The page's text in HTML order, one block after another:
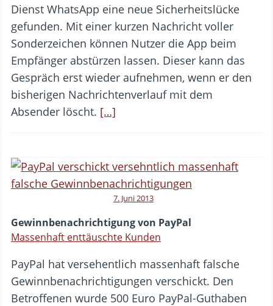
Dienst WhatsApp eine neue Sicherheitslücke
gefunden. Mit einer kurzen Nachricht voller
Sonderzeichen können Nutzer die App beim
Empfänger abstürzen lassen. Dieser kann das
Gespräch erst wieder aufnehmen, wenn er den
bisherigen Nachrichtenverlauf mit dem
Absender löscht. […]
7. Juni 2013
Gewinnbenachrichtigung von PayPal
Massenhaft enttäuschte Kunden
PayPal hat versehentlich massenhaft falsche
Gewinnbenachrichtigungen verschickt. Den
Betroffenen wurde 500 Euro PayPal-Guthaben